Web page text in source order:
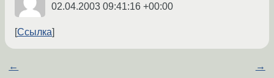
02.04.2003 09:41:16 +00:00
Ссылка
← →